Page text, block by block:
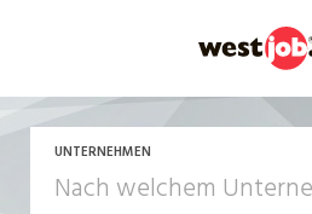
UNTERNEHMEN